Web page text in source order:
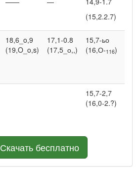
(15,2.2.7)
18,6_o,9
(19,O_o,s)
17,1-0.8
(17,5_о,,)
15,7-ьо
(16,О-116)
15,7-2,7
(16,0-2.?)
Скачать бесплатно